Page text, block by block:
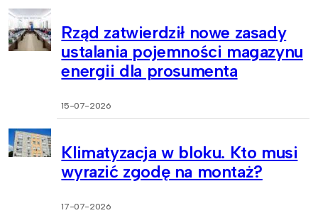
Rząd zatwierdził nowe zasady
ustalania pojemności magazynu
energii dla prosumenta
15-07-2026
Klimatyzacja w bloku. Kto musi
wyrazić zgodę na montaż?
17-07-2026